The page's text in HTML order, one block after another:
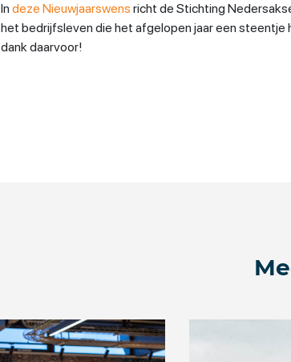
In deze Nieuwjaarswens richt de Stichting
het bedrijfsleven die het afgelopen jaar een steentje
dank daarvoor!